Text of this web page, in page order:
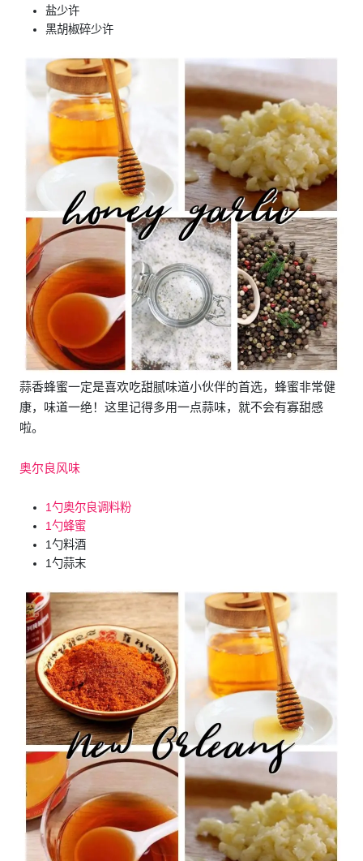
盐少许
黑胡椒碎少许
蒜香蜂蜜一定是喜欢吃甜腻味道小伙伴的首选，蜂蜜非常健
康，味道一绝！这里记得多用一点蒜味，就不会有寡甜感
啦。
奥尔良风味
1勺奥尔良调料粉
1勺蜂蜜
1勺料酒
1勺蒜末